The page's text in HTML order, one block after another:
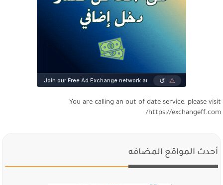
You are calling an out of date service, please visit
https://exchangeff.com/
أحدث المواقع المضافه